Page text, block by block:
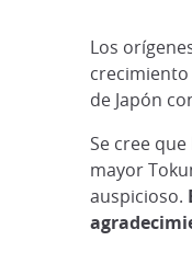
Los
de Japón
Se cree
mayor
auspicioso.